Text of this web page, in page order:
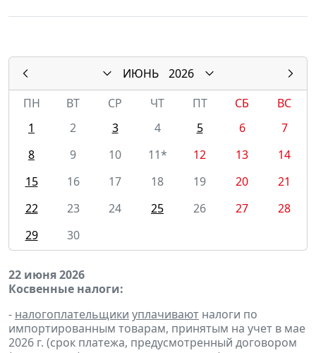
ИЮНЬ
2026
ПН
ВТ СР ЧТ ПТ СБ
ВС
1
2 3 4 5 6
7
8
9 10 11* 12 13
14
15
16 17 18 19 20
21
22
23 24 25 26 27
28
29
30
22 июня 2026
Косвенные налоги:
- налогоплательщики уплачивают налоги по
импортированным товарам, принятым на учет в мае
2026 г. (срок платежа, предусмотренный договором